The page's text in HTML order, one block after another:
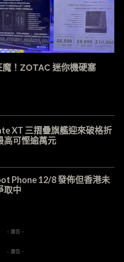
魔！ZOTAC 迷你機硬塞
XT 三摺疊旗艦迎來破格折
可慳逾萬元
Phone 12/8 發佈但香港未
取中
- 廣告 -
- 廣告 -